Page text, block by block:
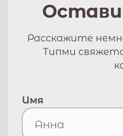
Расскажите
Типми
Имя